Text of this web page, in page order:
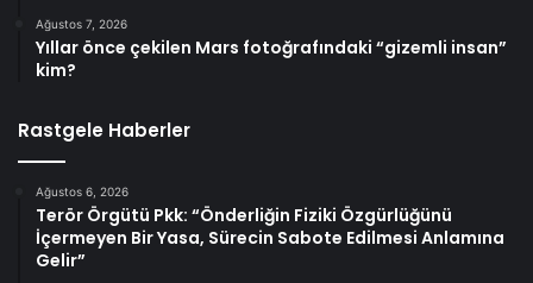
Ağustos 7, 2026
Yıllar önce çekilen Mars fotoğrafındaki “gizemli insan”
kim?
Rastgele Haberler
Ağustos 6, 2026
Terör Örgütü Pkk: “Önderliğin Fiziki Özgürlüğünü
İçermeyen Bir Yasa, Sürecin Sabote Edilmesi Anlamına
Gelir”